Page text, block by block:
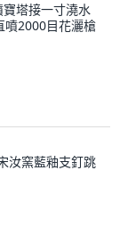
塔接一寸澆水
噴2000目花灑槍
汝窯藍釉支釘跳